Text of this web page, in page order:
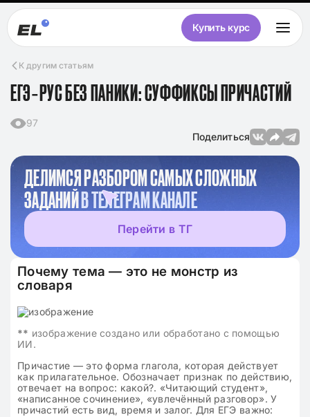
Купить курс
К другим статьям
ЕГЭ‑РУС БЕЗ ПАНИКИ: СУФФИКСЫ ПРИЧАСТИЙ
97
Поделиться
ДЕЛИМСЯ РАЗБОРОМ САМЫХ СЛОЖНЫХ
ЗАДАНИЙВ ТЕЛЕГРАМ КАНАЛЕ
Перейти в ТГ
Почему тема — это не монстр из
словаря
** изображение создано или обработано с помощью
ИИ.
Причастие — это форма глагола, которая действует
как прилагательное. Обозначает признак по действию,
отвечает на вопрос: какой?. «Читающий студент»,
«написанное сочинение», «увлечённый разговор». У
причастий есть вид, время и залог. Для ЕГЭ важно: